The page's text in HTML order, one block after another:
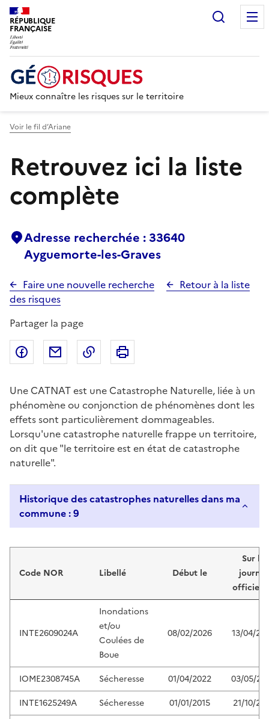
RÉPUBLIQUE
FRANÇAISE
Mieux connaître les risques sur le territoire
Voir le fil d’Ariane
Retrouvez ici la liste
complète
Adresse recherchée : 33640
Ayguemorte-les-Graves
Faire une nouvelle recherche
Retour à la liste
des risques
Partager la page
Partager sur Facebook
Partager par emailCopier dans le presse-papier
Une CATNAT est une Catastrophe Naturelle, liée à un
phénomène ou conjonction de phénomènes dont les
effets sont particulièrement dommageables.
Lorsqu'une catastrophe naturelle frappe un territoire,
on dit que "le territoire est en état de catastrophe
naturelle".
Historique des catastrophes naturelles dans ma
commune : 9
Code NOR Libellé Début le
Sur le
journal
officiel
INTE2609024A
Inondations
et/ou
Coulées de
Boue
08/02/2026 13/04/
IOME2308745A Sécheresse 01/04/2022
03/05/
INTE1625249A
Sécheresse 01/01/2015
21/10/